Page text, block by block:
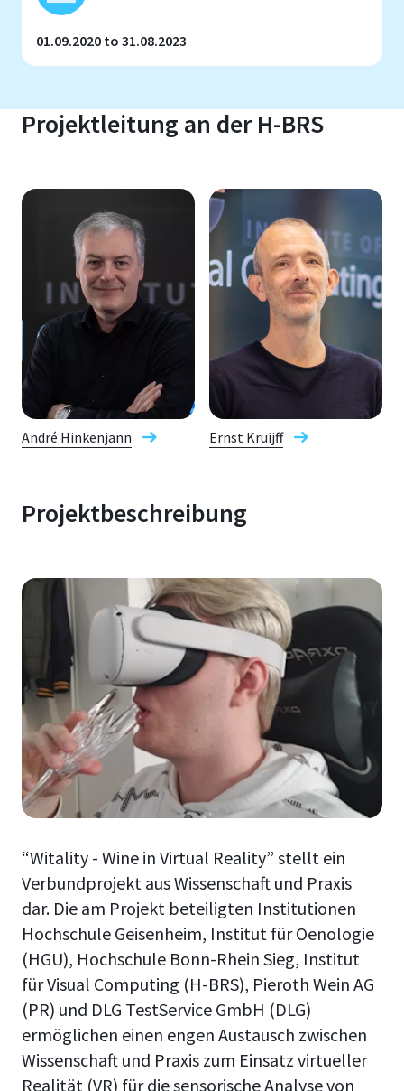
01.09.2020 to 31.08.2023
Projektleitung an der H-BRS
André Hinkenjann Ernst Kruijff
Projektbeschreibung
“Witality - Wine in Virtual Reality” stellt ein
Verbundprojekt aus Wissenschaft und Praxis
dar. Die am Projekt beteiligten Institutionen
Hochschule Geisenheim, Institut für Oenologie
(HGU), Hochschule Bonn-Rhein Sieg, Institut
für Visual Computing (H-BRS), Pieroth Wein AG
(PR) und DLG TestService GmbH (DLG)
ermöglichen einen engen Austausch zwischen
Wissenschaft und Praxis zum Einsatz virtueller
Realität (VR) für die sensorische Analyse von